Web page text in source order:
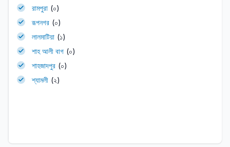
রামপুরা (০)
রূপনগর (০)
লালমাটিয়া (১)
শাহ আলী বাগ (০)
শাহজাদপুর (০)
শ্যামলী (২)